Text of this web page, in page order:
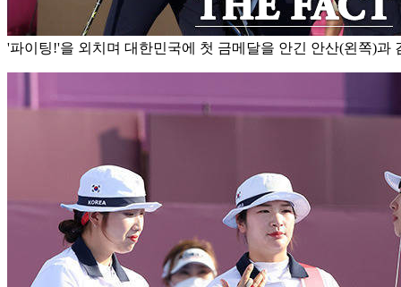
'파이팅!'을 외치며 대한민국에 첫 금메달을 안긴 안산(왼쪽)과